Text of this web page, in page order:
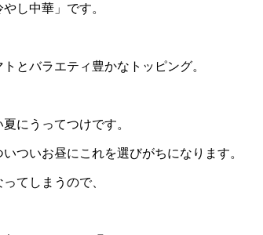
し中華」です。
とバラエティ豊かなトッピング。
にうってつけです。
ついお昼にこれを選びがちになります。
てしまうので、